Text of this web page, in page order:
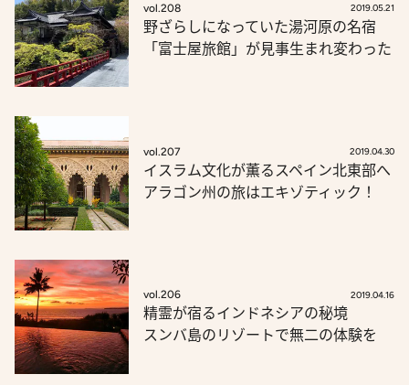
vol.208 2019.05.21
野ざらしになっていた湯河原の名宿
「富士屋旅館」が見事生まれ変わった
vol.207 2019.04.30
イスラム文化が薫るスペイン北東部へ
アラゴン州の旅はエキゾティック！
vol.206 2019.04.16
精霊が宿るインドネシアの秘境
スンバ島のリゾートで無二の体験を